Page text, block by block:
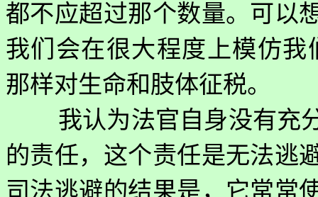
都不应超过那个数量。可以
我们会在很大程度上模仿我
那样对生命和肢体征税。
我认为法官自身没有充
的责任，这个责任是无法逃
司法逃避的结果是，它常常